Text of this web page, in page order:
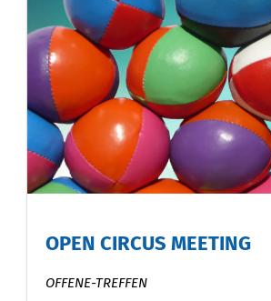
OPEN CIRCUS MEETING
OFFENE-TREFFEN